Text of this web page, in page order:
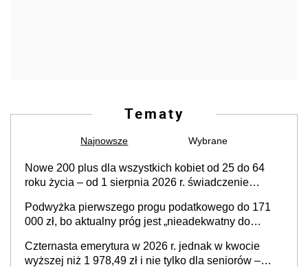
Tematy
Najnowsze Wybrane
Nowe 200 plus dla wszystkich kobiet od 25 do 64
roku życia – od 1 sierpnia 2026 r. świadczenie
Podwyżka pierwszego progu podatkowego do 171
000 zł, bo aktualny próg jest „nieadekwatny do
Czternasta emerytura w 2026 r. jednak w kwocie
wyższej niż 1 978,49 zł i nie tylko dla seniorów –